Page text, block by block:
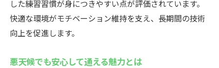
した練習習慣が身につきやすい点が評価されています。
快適な環境がモチベーション維持を支え、長期間の技術
向上を促進します。
悪天候でも安心して通える魅力とは